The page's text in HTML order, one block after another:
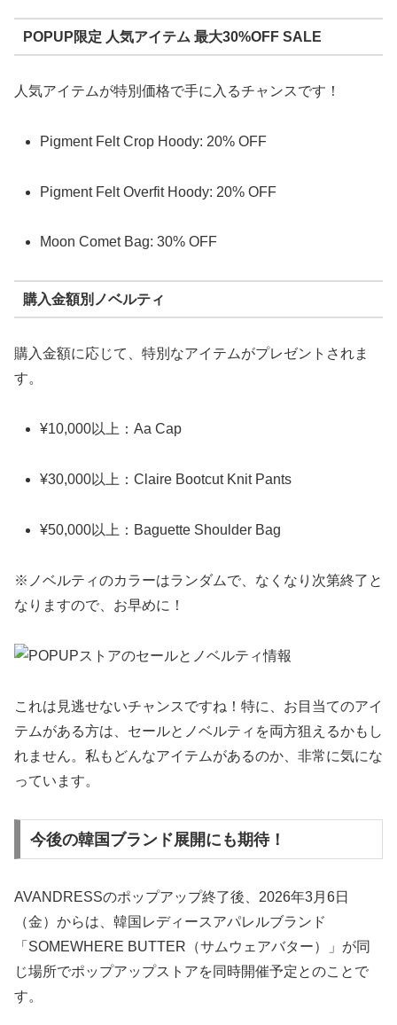
POPUP限定 人気アイテム 最大30%OFF SALE
人気アイテムが特別価格で手に入るチャンスです！
Pigment Felt Crop Hoody: 20% OFF
Pigment Felt Overfit Hoody: 20% OFF
Moon Comet Bag: 30% OFF
購入金額別ノベルティ
購入金額に応じて、特別なアイテムがプレゼントされま
す。
¥10,000以上：Aa Cap
¥30,000以上：Claire Bootcut Knit Pants
¥50,000以上：Baguette Shoulder Bag
※ノベルティのカラーはランダムで、なくなり次第終了と
なりますので、お早めに！
これは見逃せないチャンスですね！特に、お目当てのアイ
テムがある方は、セールとノベルティを両方狙えるかもし
れません。私もどんなアイテムがあるのか、非常に気にな
っています。
今後の韓国ブランド展開にも期待！
AVANDRESSのポップアップ終了後、2026年3月6日
（金）からは、韓国レディースアパレルブランド
「SOMEWHERE BUTTER（サムウェアバター）」が同
じ場所でポップアップストアを同時開催予定とのことで
す。